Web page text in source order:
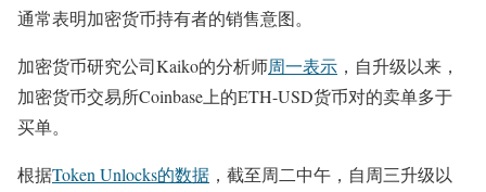
通常表明加密货币持有者的销售意图。
加密货币研究公司Kaiko的分析师周一表示 ，自升级以来，
加密货币交易所Coinbase上的ETH-USD货币对的卖单多于
买单。
根据Token Unlocks的数据 ，截至周二中午，自周三升级以